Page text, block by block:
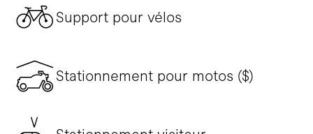
Support pour vélos
Stationnement pour motos ($)